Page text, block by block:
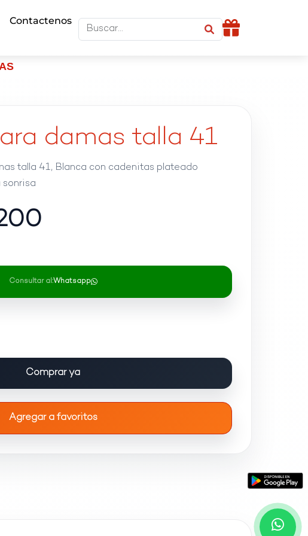
Contactenos
damas talla 41
talla 41, Blanca con cadenitas plateado
sonrisa
Consultar al:Whatsapp
Comprar ya
Agregar a favoritos